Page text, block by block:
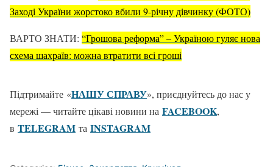
Заході України жорстоко вбили 9-річну дівчинку (ФОТО)
ВАРТО ЗНАТИ: “Грошова реформа” – Україною гуляє нова
схема шахраїв: можна втратити всі гроші
Підтримайте «НАШУ СПРАВУ», приєднуйтесь до нас у
мережі — читайте цікаві новини на FACEBOOK,
в TELEGRAM та ІNSTAGRAM